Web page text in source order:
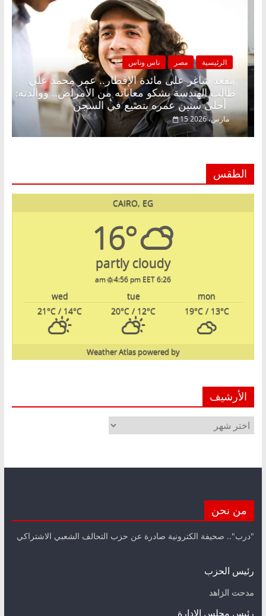
الرئيسية
مقعد شاغر على
طالب الهندسة يشكو
أحلى سنين عمره بتضيع في السجن
15 مارس، 2026
ناس وناس
وبلكونة بلا زينة رمضان.. د.
خبير اقتصادي في انتظار حلم
الطقس
CAIRO, EG
16°
partly cloudy
6:26 am
4:56 pm EET
mon
tue
wed
19°C/ 13°C
20°C / 12°C
21°C / 14°C
powered by
Weather Atlas
الأرشيف
الأرشيف
من نحن
"درب".. صحيفة الكترونية صادرة عن حزب التحالف الشعبي الاشتراكي
رئيس الحزب
مدحت الزاهد
رئيس مجلس الإدارة